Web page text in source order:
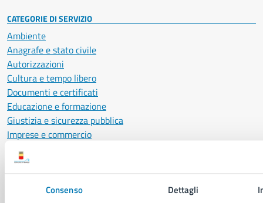
Consenso Dettagli
CATEGORIE DI SERVIZIO
Ambiente
Anagrafe e stato civile
Autorizzazioni
Cultura e tempo libero
Documenti e certificati
Educazione e formazione
Giustizia e sicurezza pubblica
Imprese e commercio
Salute, benessere e assistenza
Servizi Cimiteriali